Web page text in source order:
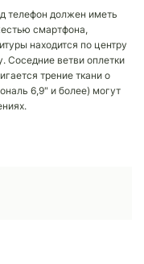
телефон должен иметь
смартфона,
находится по центру
Соседние ветви оплетки
трение ткани о
6,9" и более) могут